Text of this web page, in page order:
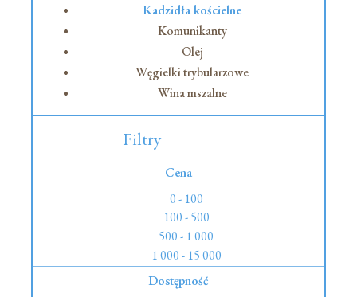
Kadzidła kościelne
Komunikanty
Olej
Węgielki trybularzowe
Wina mszalne
Filtry
Cena
0 - 100
100 - 500
500 - 1 000
1 000 - 15 000
Dostępność